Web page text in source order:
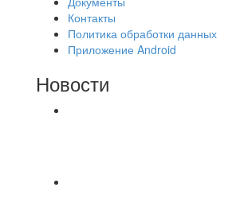
Контакты
Политика обработки данных
Приложение Android
Новости